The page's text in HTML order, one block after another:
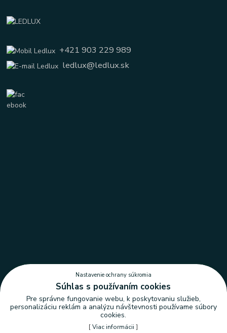
+421 903 229 989
ledlux@ledlux.sk
Nastavenie ochrany súkromia
Súhlas s používaním cookies
Pre správne fungovanie webu, k poskytovaniu služieb,
personalizáciu reklám a analýzu návštevnosti používame súbory
cookies.
[Viac informácii ]